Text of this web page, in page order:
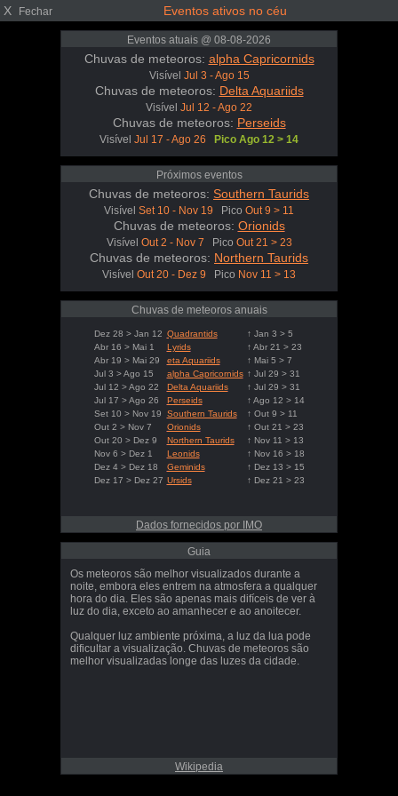
X Fechar Eventos ativos no céu
Eventos atuais @ 08-08-2026
Chuvas de meteoros: alpha Capricornids
Visível Jul 3 - Ago 15
Chuvas de meteoros: Delta Aquariids
Visível Jul 12 - Ago 22
Chuvas de meteoros: Perseids
Visível Jul 17 - Ago 26 Pico Ago 12 > 14
Próximos eventos
Chuvas de meteoros: Southern Taurids
Visível Set 10 - Nov 19 Pico Out 9 > 11
Chuvas de meteoros: Orionids
Visível Out 2 - Nov 7 Pico Out 21 > 23
Chuvas de meteoros: Northern Taurids
Visível Out 20 - Dez 9 Pico Nov 11 > 13
Chuvas de meteoros anuais
Dez 28 > Jan 12 Quadrantids
↑ Jan 3 > 5
Abr 16 > Mai 1
Lyrids
↑ Abr 21 > 23
Abr 19 > Mai 29
eta Aquariids
↑ Mai 5 > 7
Jul 3 > Ago 15
alpha Capricornids ↑ Jul 29 > 31
Jul 12 > Ago 22
Delta Aquariids
↑ Jul 29 > 31
Jul 17 > Ago 26
Perseids
↑ Ago 12 > 14
Set 10 > Nov 19
Southern Taurids
↑ Out 9 > 11
Out 2 > Nov 7
Orionids
↑ Out 21 > 23
Out 20 > Dez 9
Northern Taurids
↑ Nov 11 > 13
Nov 6 > Dez 1
Leonids
↑ Nov 16 > 18
Dez 4 > Dez 18
Geminids
↑ Dez 13 > 15
Dez 17 > Dez 27 Ursids ↑ Dez 21 > 23
Dados fornecidos por IMO
Guia
Os meteoros são melhor visualizados durante a
noite, embora eles entrem na atmosfera a qualquer
hora do dia. Eles são apenas mais difíceis de ver à
luz do dia, exceto ao amanhecer e ao anoitecer.
Qualquer luz ambiente próxima, a luz da lua pode
dificultar a visualização. Chuvas de meteoros são
melhor visualizadas longe das luzes da cidade.
Wikipedia